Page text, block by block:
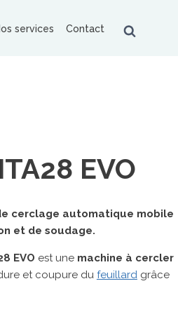
services Contact
EVO
cerclage automatique mobile
et de soudage.
EVO est une machine à cercler
et coupure du feuillardgrâce
Fischbein